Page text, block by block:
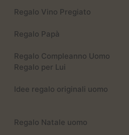
Regalo Vino Pregiato
Regalo Papà
Regalo Compleanno Uomo
Regalo per Lui
Idee regalo originali uomo
Regalo Natale uomo